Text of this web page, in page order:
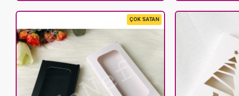
ÇOK SATAN